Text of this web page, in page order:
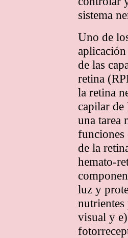
sistema
Uno de
de las
retina
la retina
capilar de
una tarea
funciones
de la
hemato-
luz y
visual y